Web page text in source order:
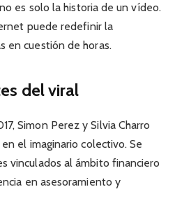
es solo la historia de un vídeo.
puede redefinir la
en cuestión de horas.
del viral
Simon Perez y Silvia Charro
el imaginario colectivo. Se
vinculados al ámbito financiero
en asesoramiento y